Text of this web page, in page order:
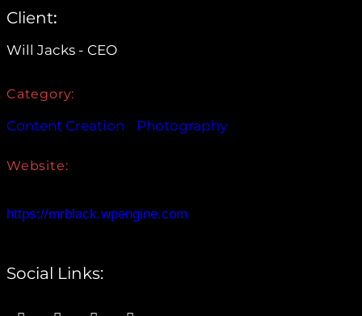
Client
Will Jacks - CEO
Category:
Content Creation Photography
Website:
https://mrblack.wpengine.com
Social Links: